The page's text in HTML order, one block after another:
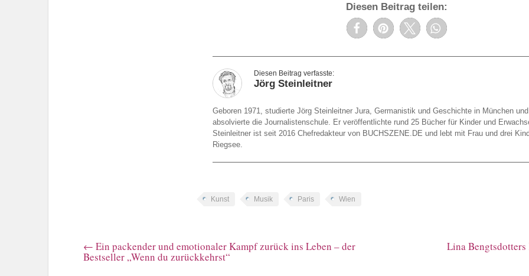
Diesen Beitrag teilen:
Jörg Steinleitner
Geboren 1971, studierte Jörg Steinleitner Jura, Germanistik und Geschichte in München
absolvierte die Journalistenschule. Er veröffentlichte rund 25 Bücher für Kinder und
Steinleitner ist seit 2016 Chefredakteur von BUCHSZENE.DE und lebt mit Frau und drei
Riegsee.
Kunst Musik Paris Wien
← Ein packender und emotionaler Kampf zurück ins Leben – der
Bestseller „Wenn du zurückkehrst“
Lina